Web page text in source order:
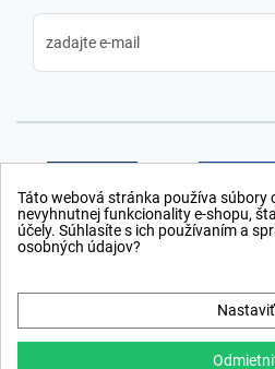
Táto webová stránka používa súbory
nevyhnutnej funkcionality e-shopu,
účely. Súhlasíte s ich používaním a
osobných údajov?
Nastaviť